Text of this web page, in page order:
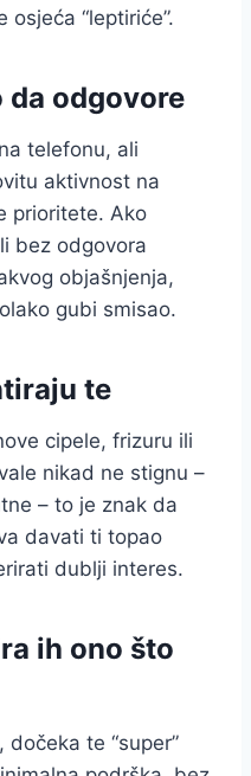
“leptiriće”.
da odgovore
telefonu, ali
aktivnost na
prioritete. Ako
bez odgovora
objašnjenja,
gubi smisao.
te
cipele, frizuru ili
nikad ne stignu –
– to je znak da
davati ti topao
dublji interes.
ih ono što
te “super”